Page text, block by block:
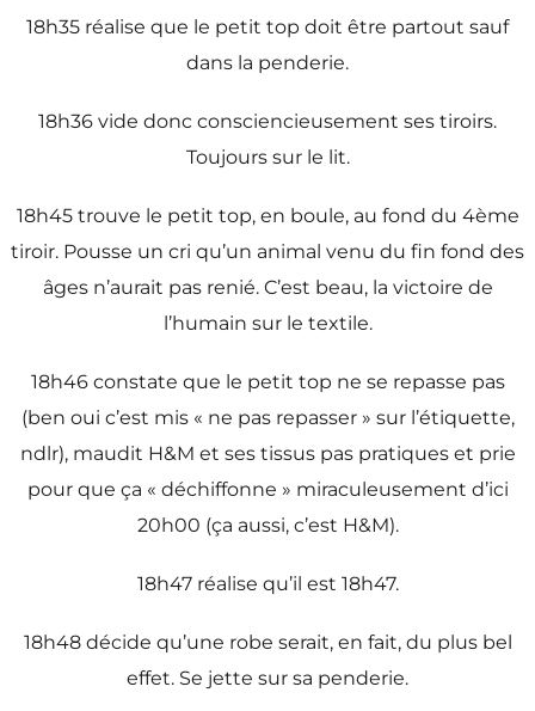
18h35 réalise que le petit top doit être partout sauf
dans la penderie.
18h36 vide donc consciencieusement ses tiroirs.
Toujours sur le lit.
18h45 trouve le petit top, en boule, au fond du 4ème
tiroir. Pousse un cri qu’un animal venu du fin fond des
âges n’aurait pas renié. C’est beau, la victoire de
l’humain sur le textile.
18h46 constate que le petit top ne se repasse pas
(ben oui c’est mis « ne pas repasser » sur l’étiquette,
ndlr), maudit H&M et ses tissus pas pratiques et prie
pour que ça « déchiffonne » miraculeusement d’ici
20h00 (ça aussi, c’est H&M).
18h47 réalise qu’il est 18h47.
18h48 décide qu’une robe serait, en fait, du plus bel
effet. Se jette sur sa penderie.